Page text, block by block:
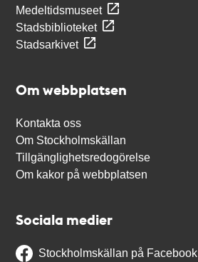
Medeltidsmuseet
Stadsbiblioteket
Stadsarkivet
Om webbplatsen
Kontakta oss
Om Stockholmskällan
Tillgänglighetsredogörelse
Om kakor på webbplatsen
Sociala medier
Stockholmskällan på Facebook